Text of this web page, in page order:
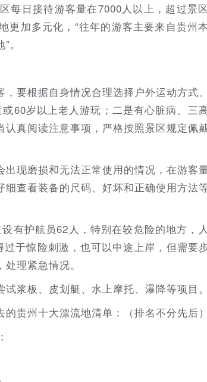
每日接待游客量在7000人以上，超过景
更加多元化，“往年的游客主要来自贵州
。
要根据自身情况合理选择户外运动方式
60岁以上老人游玩；二是有心脏病、三
真阅读注意事项，严格按照景区规定佩
现磨损和无法正常使用的情况，在游客
查看装备的尺码、好坏和正确使用方法
有护航员62人，特别在较危险的地方，
于惊险刺激，也可以中途上岸，但需要
理紧急情况。
浆板、皮划艇、水上摩托、瀑降等项目。
贵州十大漂流地清单：（排名不分先后）